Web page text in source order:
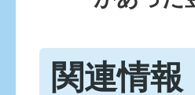
関連情報